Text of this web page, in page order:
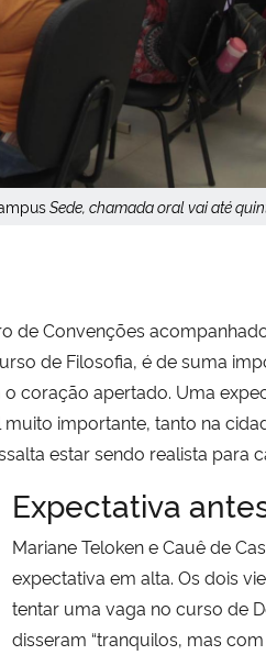
Sede, chamada oral vai até
de Convenções
de Filosofia, é de suma
coração apertado. Uma
importante, tanto na
estar sendo realista para
Expectativa
Mariane Teloken e Cauê de
expectativa em alta. Os dois
tentar uma vaga no curso de
disseram “tranquilos, mas